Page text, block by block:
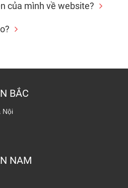
của mình về website?
BẮC
Nội
NAM